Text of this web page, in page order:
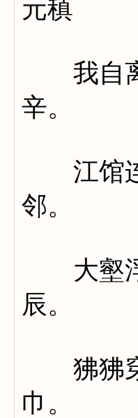
元稹
我自离
辛。
江馆连
邻。
大壑浮
辰。
狒狒穿
巾。